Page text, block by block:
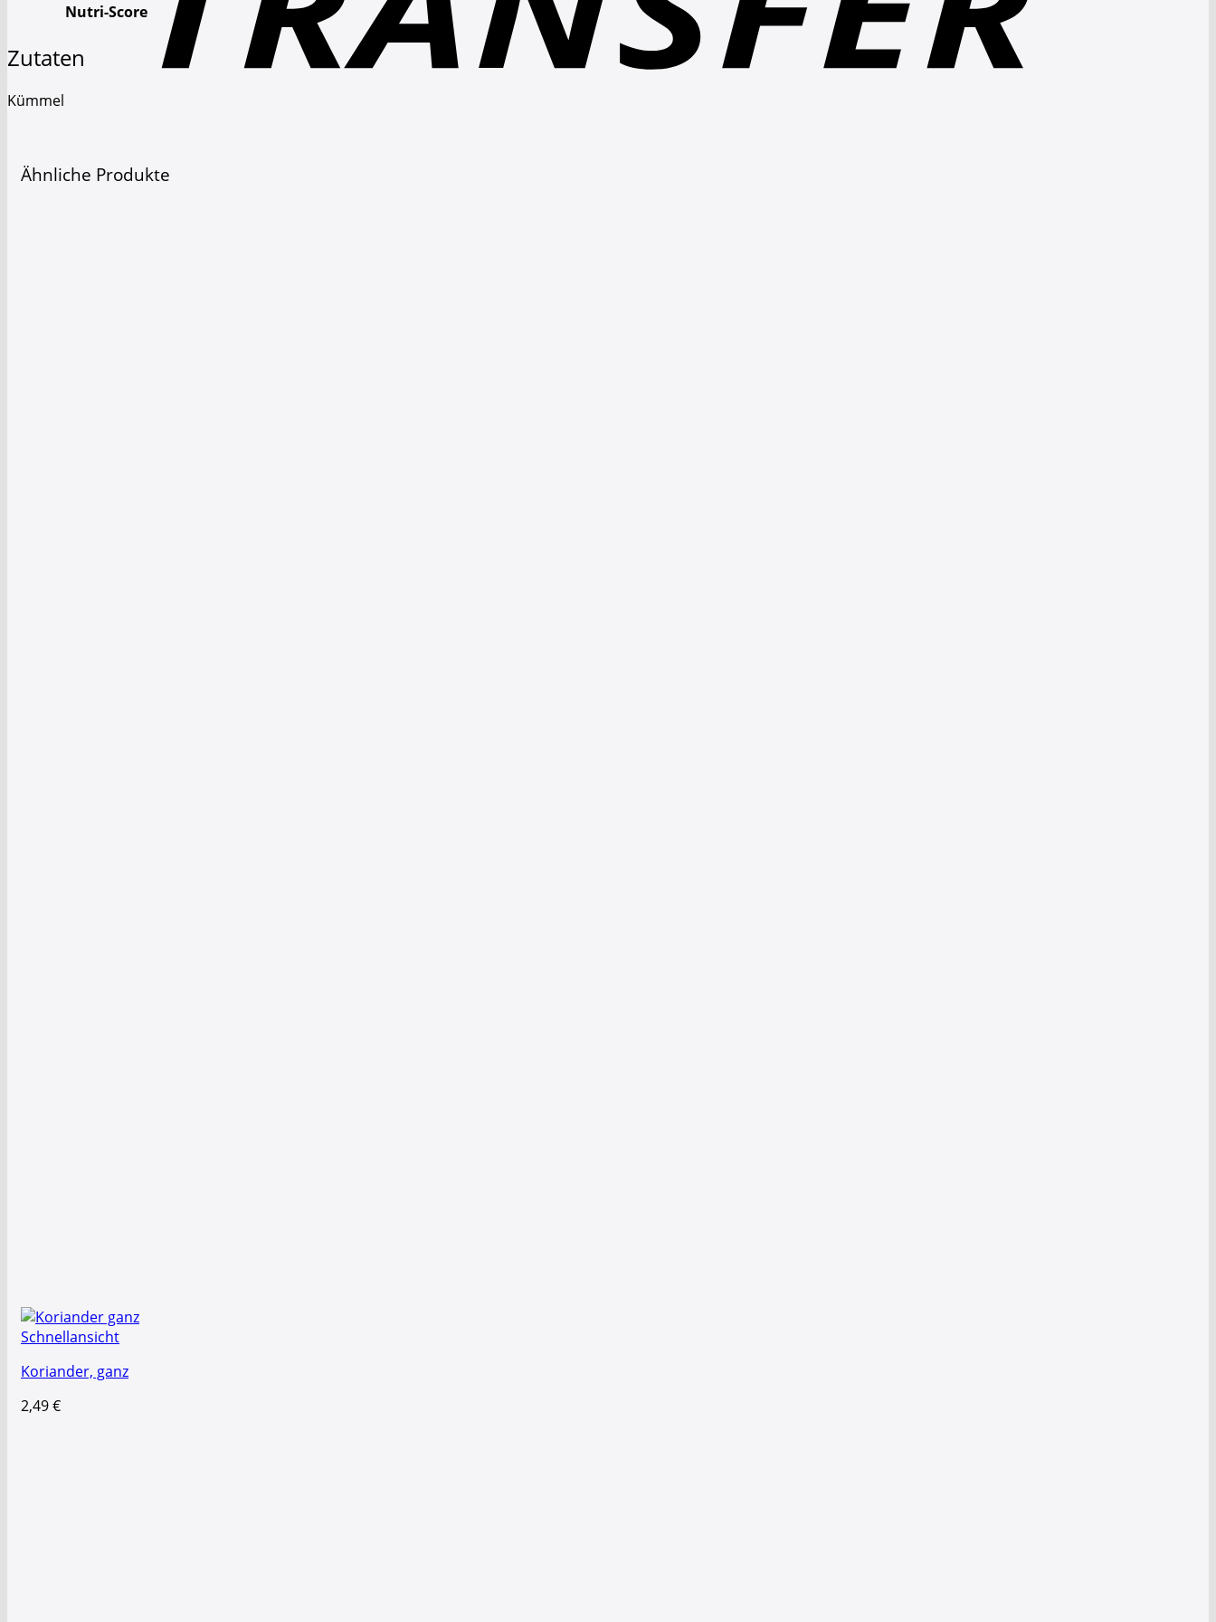
Nutri-Score
Zutaten
Kümmel
Ähnliche Produkte
Schnellansicht
Koriander, ganz
2,49€